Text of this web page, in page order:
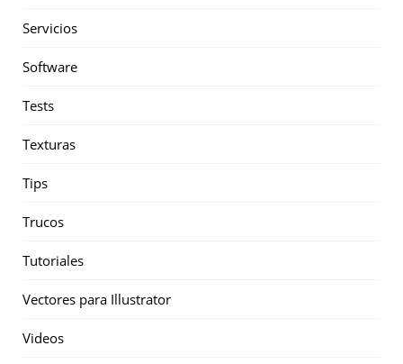
Servicios
Software
Tests
Texturas
Tips
Trucos
Tutoriales
Vectores para Illustrator
Videos